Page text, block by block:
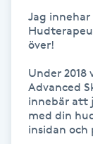
Hälsprickor
Idrottsmassage
Jag innehar
över!
Under
Advanced
innebär att
med din
insidan och